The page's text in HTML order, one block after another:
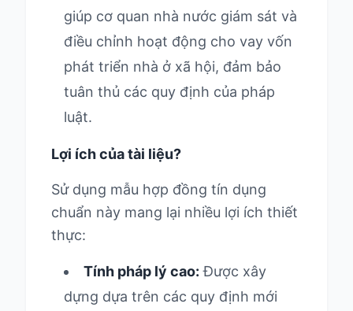
giúp cơ quan nhà nước giám sát và
điều chỉnh hoạt động cho vay vốn
phát triển nhà ở xã hội, đảm bảo
tuân thủ các quy định của pháp
luật.
Lợi ích của tài liệu?
Sử dụng mẫu hợp đồng tín dụng
chuẩn này mang lại nhiều lợi ích thiết
thực:
Tính pháp lý cao: Được xây
dựng dựa trên các quy định mới